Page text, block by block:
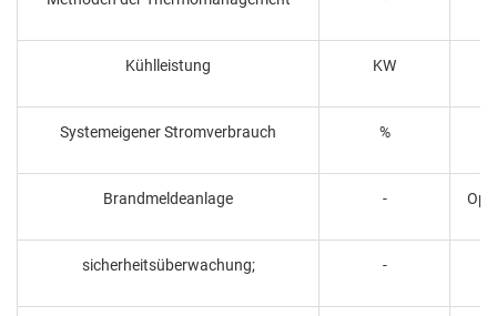
Kühlleistung KW
Systemeigener Stromverbrauch %
Brandmeldeanlage -
sicherheitsüberwachung; -